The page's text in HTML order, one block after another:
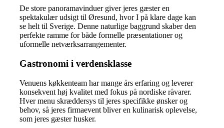
De store panoramavinduer giver jeres gæster en
spektakulær udsigt til Øresund, hvor I på klare dage kan
se helt til Sverige. Denne naturlige baggrund skaber den
perfekte ramme for både formelle præsentationer og
uformelle netværksarrangementer.
Gastronomi i verdensklasse
Venuens køkkenteam har mange års erfaring og leverer
konsekvent høj kvalitet med fokus på nordiske råvarer.
Hver menu skræddersys til jeres specifikke ønsker og
behov, så jeres firmaevent bliver en kulinarisk oplevelse,
som jeres gæster husker.